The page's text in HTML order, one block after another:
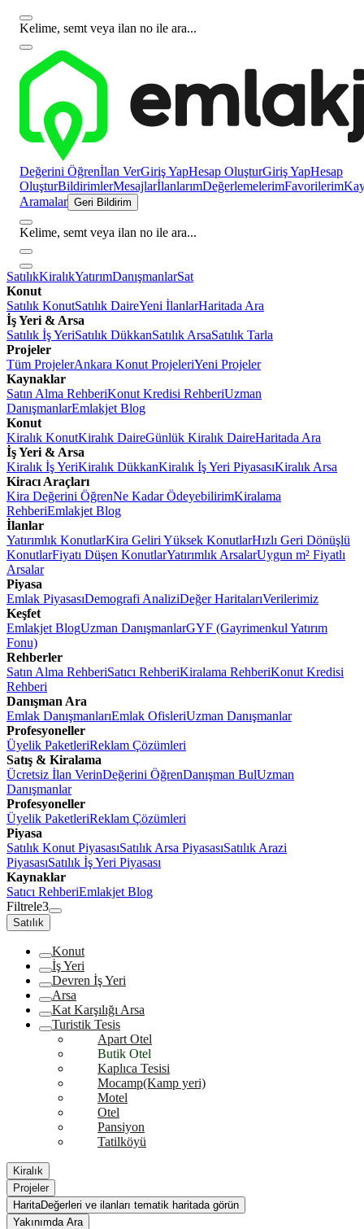
Kelime, semt veya ilan no ile ara...
Değerini Öğrenİlan VerGiriş YapHesap OluşturGiriş YapHesap
OluşturBildirimlerMesajlarİlanlarımDeğerlemelerimFavorilerim
Aramalar Geri Bildirim
Kelime, semt veya ilan no ile ara...
SatılıkKiralıkYatırımDanışmanlarSat
Konut
Satılık KonutSatılık DaireYeni İlanlarHaritada Ara
İş Yeri & Arsa
Satılık İş YeriSatılık DükkanSatılık ArsaSatılık Tarla
Projeler
Tüm ProjelerAnkara Konut ProjeleriYeni Projeler
Kaynaklar
Satın Alma RehberiKonut Kredisi RehberiUzman
DanışmanlarEmlakjet Blog
Konut
Kiralık KonutKiralık DaireGünlük Kiralık DaireHaritada Ara
İş Yeri & Arsa
Kiralık İş YeriKiralık DükkanKiralık İş Yeri PiyasasıKiralık Arsa
Kiracı Araçları
Kira Değerini ÖğrenNe Kadar ÖdeyebilirimKiralama
RehberiEmlakjet Blog
İlanlar
Yatırımlık KonutlarKira Geliri Yüksek KonutlarHızlı Geri Dönüşlü
KonutlarFiyatı Düşen KonutlarYatırımlık ArsalarUygun m² Fiyatlı
Arsalar
Piyasa
Emlak PiyasasıDemografi AnaliziDeğer HaritalarıVerilerimiz
Keşfet
Emlakjet BlogUzman DanışmanlarGYF (Gayrimenkul Yatırım
Fonu)
Rehberler
Satın Alma RehberiSatıcı RehberiKiralama RehberiKonut Kredisi
Rehberi
Danışman Ara
Emlak DanışmanlarıEmlak OfisleriUzman Danışmanlar
Profesyoneller
Üyelik PaketleriReklam Çözümleri
Satış & Kiralama
Ücretsiz İlan VerinDeğerini ÖğrenDanışman BulUzman
Danışmanlar
Profesyoneller
Üyelik PaketleriReklam Çözümleri
Piyasa
Satılık Konut PiyasasıSatılık Arsa PiyasasıSatılık Arazi
PiyasasıSatılık İş Yeri Piyasası
Kaynaklar
Satıcı RehberiEmlakjet Blog
Filtrele3
Satılık
Konut
İş Yeri
Devren İş Yeri
Arsa
Kat Karşılığı Arsa
Turistik Tesis
Apart Otel
Butik Otel
Kaplıca Tesisi
Mocamp(Kamp yeri)
Motel
Otel
Pansiyon
Tatilköyü
Kiralık
Projeler
HaritaDeğerleri ve ilanları tematik haritada görün
Yakınımda Ara